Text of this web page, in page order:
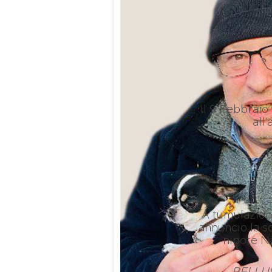
Il 9
A
annuncio la
nipote